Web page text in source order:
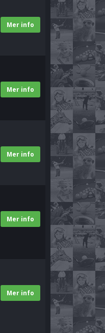
Mer info
Mer info
Mer info
Mer info
Mer info